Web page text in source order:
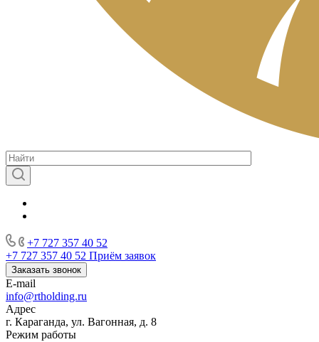
+7 727 357 40 52
+7 727 357 40 52 Приём заявок
Заказать звонок
E-mail
info@rtholding.ru
Адрес
г. Караганда, ул. Вагонная, д. 8
Режим работы